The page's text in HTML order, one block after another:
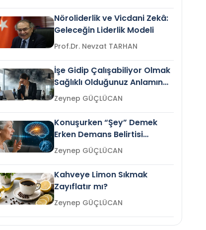
Nöroliderlik ve Vicdani Zekâ:
Geleceğin Liderlik Modeli
Prof.Dr. Nevzat TARHAN
İşe Gidip Çalışabiliyor Olmak
Sağlıklı Olduğunuz Anlamına
Gelir mi?Zeynep GÜÇLÜCAN
Konuşurken “Şey” Demek
Erken Demans Belirtisi
Olabilir mi?Zeynep GÜÇLÜCAN
Kahveye Limon Sıkmak
Zayıflatır mı?
Zeynep GÜÇLÜCAN